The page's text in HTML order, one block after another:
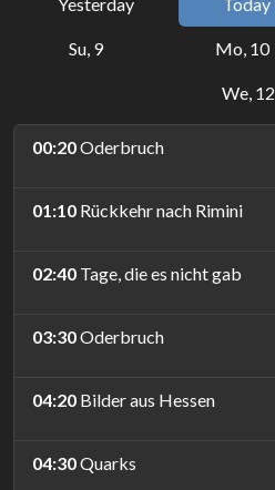
Su, 9 Mo, 10
We, 12
00:20Oderbruch
01:10 Rückkehr nach Rimini
02:40 Tage, die es nicht gab
03:30Oderbruch
04:20 Bilder aus Hessen
04:30Quarks